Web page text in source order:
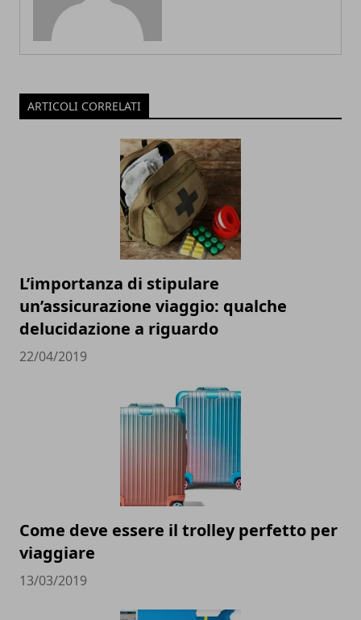
ARTICOLI CORRELATI
L’importanza di stipulare
un’assicurazione viaggio: qualche
delucidazione a riguardo
22/04/2019
Come deve essere il trolley perfetto per
viaggiare
13/03/2019